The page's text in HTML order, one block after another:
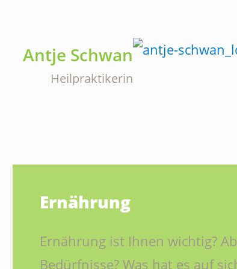
Antje Schwan
Heilpraktikerin
Ernährung
Ernährung ist Ihnen wichtig?
Bedürfnisse? Was hat es auf